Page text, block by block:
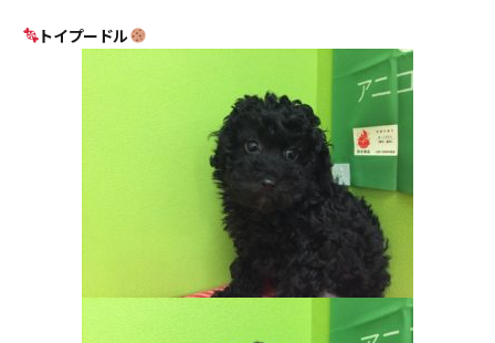
トイプードル